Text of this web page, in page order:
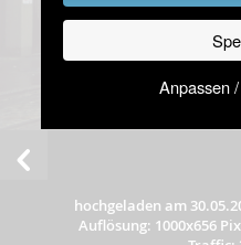
Anpassen
hochgeladen am
Auflösung: 1000x656